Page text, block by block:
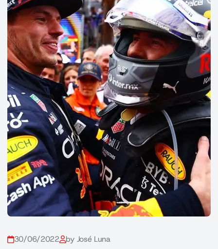
30/06/2022 by José Luna